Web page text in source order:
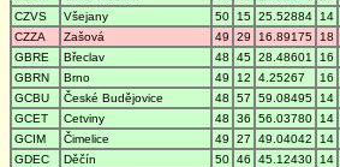
CZVS
Všejany 50 15 25.52884 14
CZZA
Zašová 49 29 16.89175 18
GBRE
Břeclav 48 45 28.48601 16
GBRN
Brno 49 12 4.25267 16
GCBU
České Budějovice 48 57 59.08495 14
GCET
Cetviny 48 36 56.03780 14
GCIM
Čimelice 49 27 49.04042 14
GDEC
Děčín 50 46 45.12430 14